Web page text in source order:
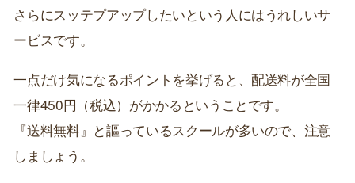
さらにスッテプアップしたいという人にはうれしいサ
ービスです。
一点だけ気になるポイントを挙げると、配送料が全国
一律450円（税込）がかかるということです。
『送料無料』と謳っているスクールが多いので、注意
しましょう。